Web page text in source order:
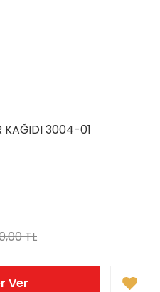
KAĞIDI 3004-01
TL
Ver